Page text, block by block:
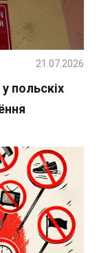
польскіх
21.07.2026